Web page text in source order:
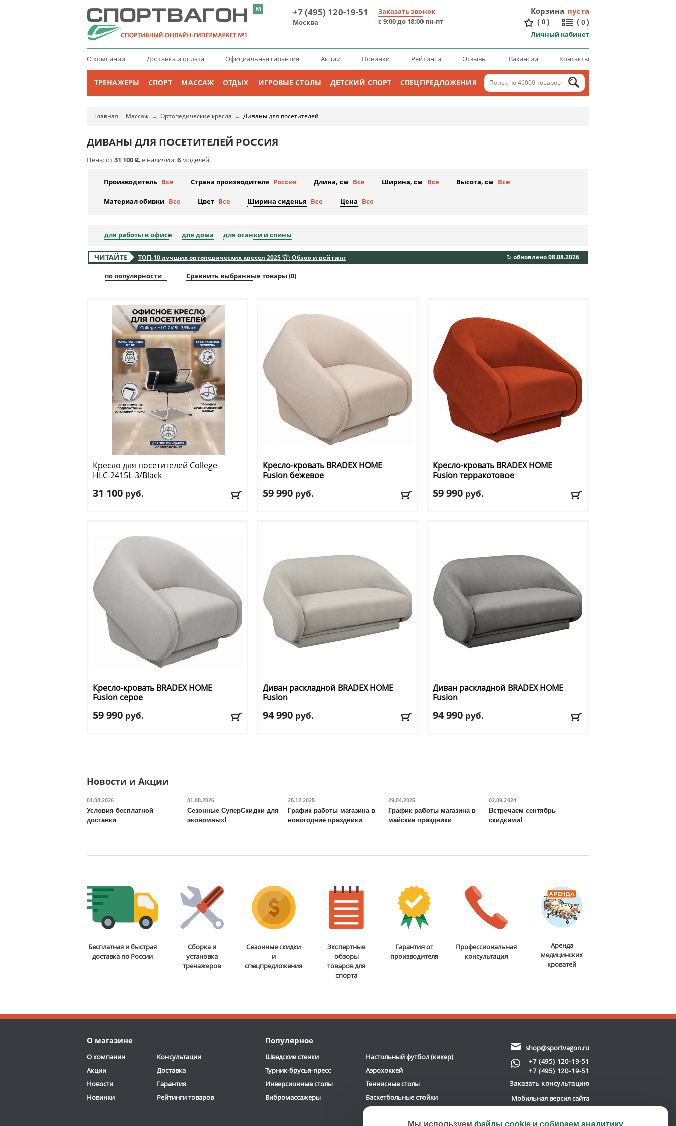
+7 (495) 120-19-51
Москва
Заказать звонок
с 9:00 до 18:00 пн-пт
Корзина пуста
( 0 ) ( 0 )
Личный кабинет
О компании Доставка и оплата Официальная гарантия Акции Новинки Рейтинги Отзывы Вакансии Контакты
ТРЕНАЖЕРЫ СПОРТ МАССАЖ ОТДЫХ ИГРОВЫЕ СТОЛЫ ДЕТСКИЙ СПОРТ СПЕЦПРЕДЛОЖЕНИЯ
Главная | Массаж → Ортопедические кресла → Диваны для посетителей
ДИВАНЫ ДЛЯ ПОСЕТИТЕЛЕЙ РОССИЯ
Цена: от31 100Р, в наличии:6 моделей.
Производитель Все Страна производителя Россия Длина, см Все Ширина, см Все Высота, см Все
Материал обивки Все Цвет Все Ширина сиденья Все Цена Все
для работы в офисе для дома для осанки и спины
ЧИТАЙТЕ ТОП-10 лучших ортопедических кресел 2025 🏆: Обзор и рейтинг ↻ обновлено 08.08.2026
по популярности ↓ Сравнить выбранные товары (0)
Кресло для посетителей College
HLC-2415L-3/Black
31 100 руб.
Материал обивки
: экокожа
: черный
Доставка:
Кресло-кровать BRADEX HOME
Fusion бежевое
59 990 руб.
Доставка:
Кресло-кровать BRADEX HOME
Fusion терракотовое
59 990 руб.
Доставка:
Кресло-кровать BRADEX HOME
Fusion серое
59 990 руб.
Диван раскладной BRADEX HOME
Fusion
94 990 руб.
Диван раскладной BRADEX HOME
Fusion
94 990 руб.
Новости и Акции
01.08.2026
Условия бесплатной
доставки
01.08.2026
Сезонные СуперСкидки для
экономных!
25.12.2025
График работы магазина в
новогодние праздники
29.04.2025
График работы магазина в
майские праздники
02.09.2024
Встречаем сентябрь
скидками!
Бесплатная и быстрая
доставка по России
Сборка и
установка
тренажеров
Сезонные скидки
и
спецпредложения
Экспертные
обзоры
товаров для
спорта
Гарантия от
производителя
Профессиональная
консультация
Аренда
медицинских
кроватей
О магазине Популярное
О компании
Акции
Новости
Новинки
Консультации
Доставка
Гарантия
Рейтинги товаров
Шведские стенки
Турник-брусья-пресс
Инверсионные столы
Вибромассажеры
Настольный футбол (кикер)
Аэрохоккей
Теннисные столы
Баскетбольные стойки
shop@sportvagon.ru
+7 (495) 120-19-51
+7 (495) 120-19-51
Заказать консультацию
Мобильная версия сайта
Мы используем файлы cookie и собираем аналитику